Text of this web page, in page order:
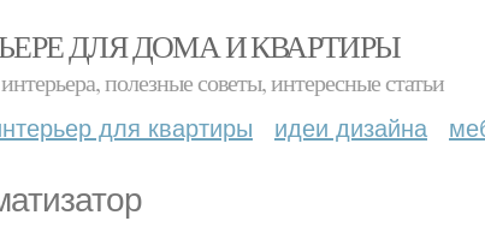
ДЛЯ ДОМА И КВАРТИРЫ
полезные советы, интересные статьи
для квартиры идеи дизайна